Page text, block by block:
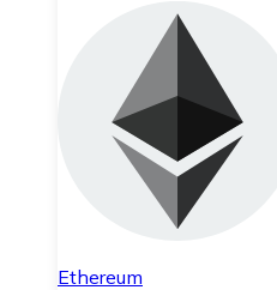
Ethereum